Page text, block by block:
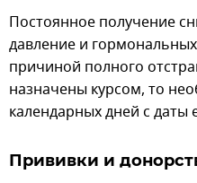
Постоянное получение
давление и
причиной полного
назначены курсом, то
календарных дней с даты
Прививки и